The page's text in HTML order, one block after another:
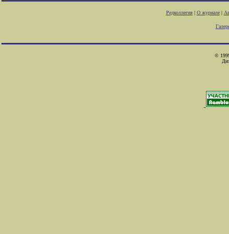
Редколлегия| О журнале|
©